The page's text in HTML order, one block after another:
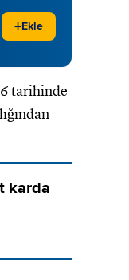
+Ekle
tarihinde
karda